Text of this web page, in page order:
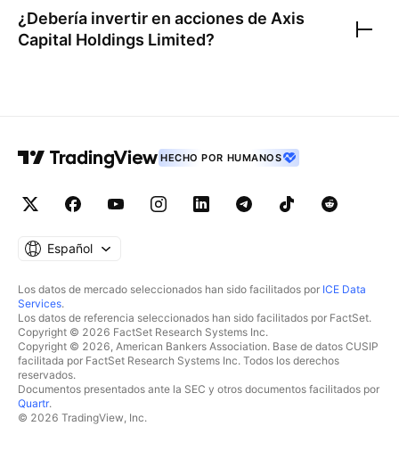
¿Debería invertir en acciones de Axis
Capital Holdings Limited?
HECHO POR HUMANOS
Español
Los datos de mercado seleccionados han sido facilitados por ICE Data
Services.
Los datos de referencia seleccionados han sido facilitados por FactSet.
Copyright © 2026 FactSet Research Systems Inc.
Copyright © 2026, American Bankers Association. Base de datos CUSIP
facilitada por FactSet Research Systems Inc. Todos los derechos
reservados.
Documentos presentados ante la SEC y otros documentos facilitados por
Quartr.
© 2026 TradingView, Inc.